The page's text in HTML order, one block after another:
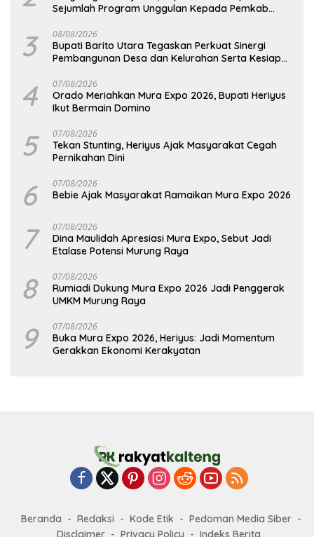
Sejumlah Program Unggulan Kepada Pemkab
3 08/08/2026
Bupati Barito Utara Tegaskan Perkuat Sinergi
Pembangunan Desa dan Kelurahan Serta Kesiapan
4 07/08/2026
Orado Meriahkan Mura Expo 2026, Bupati Heriyus
Ikut Bermain Domino
5 07/08/2026
Tekan Stunting, Heriyus Ajak Masyarakat Cegah
Pernikahan Dini
6 07/08/2026
Bebie Ajak Masyarakat Ramaikan Mura Expo 2026
7 07/08/2026
Dina Maulidah Apresiasi Mura Expo, Sebut Jadi
Etalase Potensi Murung Raya
8 07/08/2026
Rumiadi Dukung Mura Expo 2026 Jadi Penggerak
UMKM Murung Raya
9 07/08/2026
Buka Mura Expo 2026, Heriyus: Jadi Momentum
Gerakkan Ekonomi Kerakyatan
Beranda Redaksi Kode Etik
Pedoman Media Siber
Disclaimer
Privacy Policy Indeks Berita